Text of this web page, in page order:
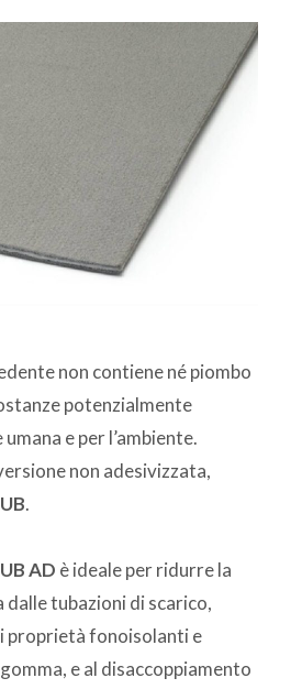
non contiene né piombo
potenzialmente
e per l’ambiente.
non adesivizzata,
.
AD è ideale per ridurre la
tubazioni di scarico,
proprietà fonoisolanti e
e al disaccoppiamento